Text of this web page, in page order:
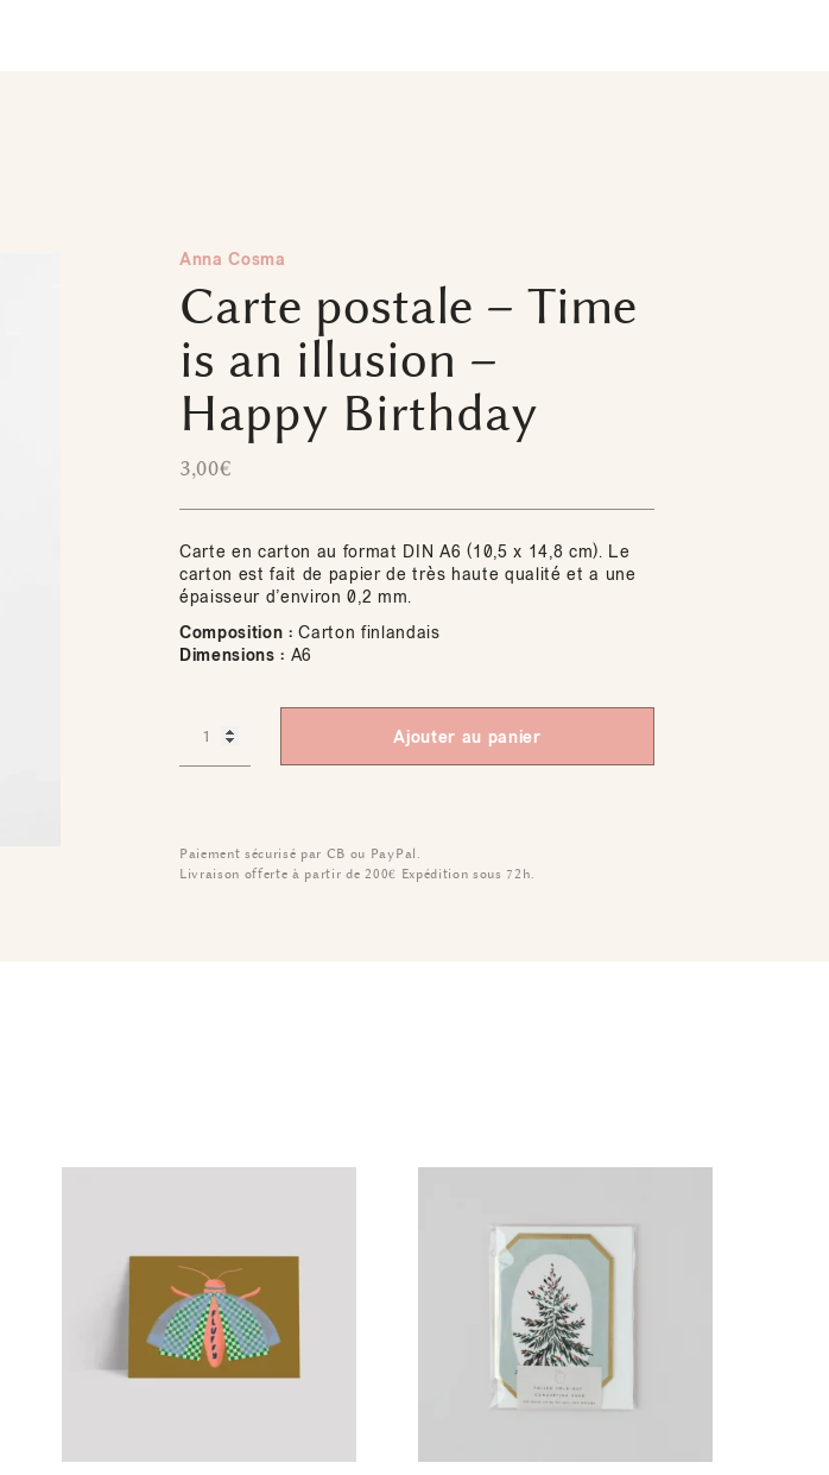
Anna Cosma
Carte postale – Time
is an illusion –
Happy Birthday
3,00€
Carte en carton au format DIN A6 (10,5 x 14,8 cm). Le
carton est fait de papier de très haute qualité et a une
épaisseur d’environ 0,2 mm.
Composition : Carton finlandais
Dimensions : A6
Ajouter au panier
Paiement sécurisé par CB ou PayPal.
Livraison offerte à partir de 200€ Expédition sous 72h.